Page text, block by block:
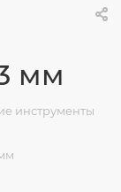
мм
инструменты